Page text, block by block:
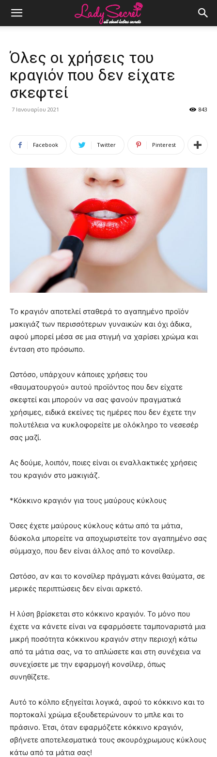
Όλες οι χρήσεις του
κραγιόν που δεν είχατε
σκεφτεί
7 Ιανουαρίου 2021 843
Facebook Twitter Pinterest
Το κραγιόν αποτελεί σταθερά το αγαπημένο προϊόν
μακιγιάζ των περισσότερων γυναικών και όχι άδικα,
αφού μπορεί μέσα σε μια στιγμή να χαρίσει χρώμα και
ένταση στο πρόσωπο.
Ωστόσο, υπάρχουν κάποιες χρήσεις του
«θαυματουργού» αυτού προϊόντος που δεν είχατε
σκεφτεί και μπορούν να σας φανούν πραγματικά
χρήσιμες, ειδικά εκείνες τις ημέρες που δεν έχετε την
πολυτέλεια να κυκλοφορείτε με ολόκληρο το νεσεσέρ
σας μαζί.
Ας δούμε, λοιπόν, ποιες είναι οι εναλλακτικές χρήσεις
του κραγιόν στο μακιγιάζ.
*Κόκκινο κραγιόν για τους μαύρους κύκλους
Όσες έχετε μαύρους κύκλους κάτω από τα μάτια,
δύσκολα μπορείτε να αποχωριστείτε τον αγαπημένο σας
σύμμαχο, που δεν είναι άλλος από το κονσίλερ.
Ωστόσο, αν και το κονσίλερ πράγματι κάνει θαύματα, σε
μερικές περιπτώσεις δεν είναι αρκετό.
Η λύση βρίσκεται στο κόκκινο κραγιόν. Το μόνο που
έχετε να κάνετε είναι να εφαρμόσετε ταμποναριστά μια
μικρή ποσότητα κόκκινου κραγιόν στην περιοχή κάτω
από τα μάτια σας, να το απλώσετε και στη συνέχεια να
συνεχίσετε με την εφαρμογή κονσίλερ, όπως
συνηθίζετε.
Αυτό το κόλπο εξηγείται λογικά, αφού το κόκκινο και το
πορτοκαλί χρώμα εξουδετερώνουν το μπλε και το
πράσινο. Έτσι, όταν εφαρμόζετε κόκκινο κραγιόν,
σβήνετε αποτελεσματικά τους σκουρόχρωμους κύκλους
κάτω από τα μάτια σας!